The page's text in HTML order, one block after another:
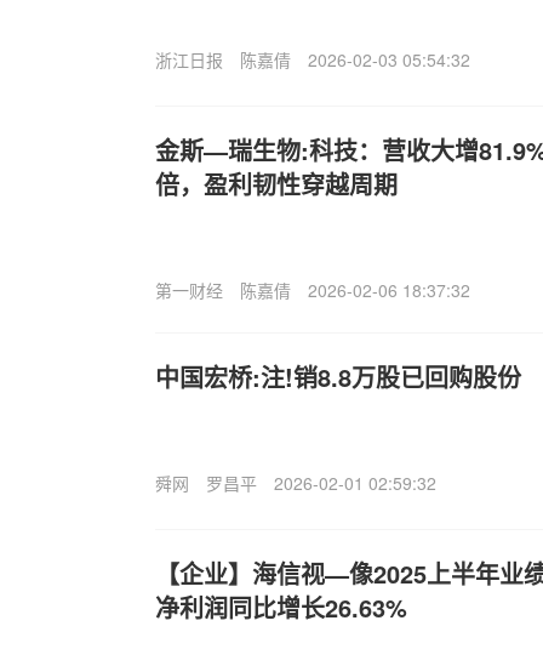
浙江日报 陈嘉倩 2026-02-03 05:54:32
金斯—瑞生物:科技：营收大增
倍，盈利韧性穿越周期
第一财经 陈嘉倩 2026-02-06 18:37:32
中国宏桥:注!销8.8万股已回购股份
舜网 罗昌平 2026-02-01 02:59:32
【企业】海信视—像2025上半年业
净利润同比增长26.63%